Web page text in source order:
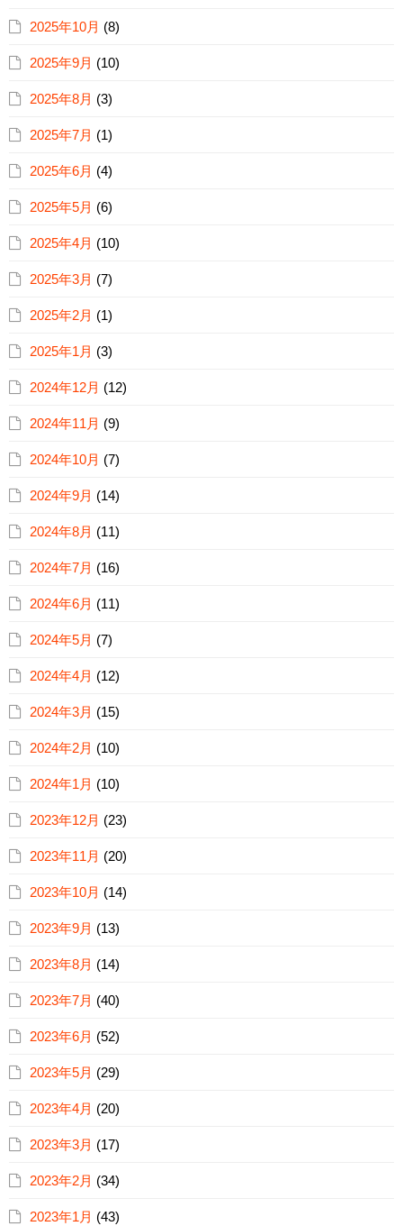
2025年10月 (8)
2025年9月 (10)
2025年8月 (3)
2025年7月 (1)
2025年6月 (4)
2025年5月 (6)
2025年4月 (10)
2025年3月 (7)
2025年2月 (1)
2025年1月 (3)
2024年12月 (12)
2024年11月 (9)
2024年10月 (7)
2024年9月 (14)
2024年8月 (11)
2024年7月 (16)
2024年6月 (11)
2024年5月 (7)
2024年4月 (12)
2024年3月 (15)
2024年2月 (10)
2024年1月 (10)
2023年12月 (23)
2023年11月 (20)
2023年10月 (14)
2023年9月 (13)
2023年8月 (14)
2023年7月 (40)
2023年6月 (52)
2023年5月 (29)
2023年4月 (20)
2023年3月 (17)
2023年2月 (34)
2023年1月 (43)